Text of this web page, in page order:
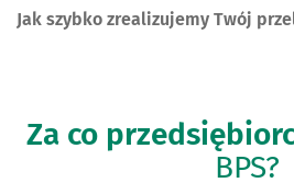
Jak szybko zrealizujemy Twój
Za co
BPS?